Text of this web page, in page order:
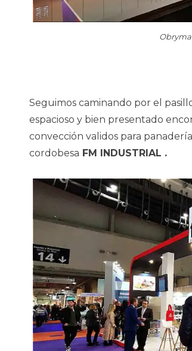
Seguimos caminando por el
espacioso y bien presentado
convección validos para
cordobesa FM INDUSTRIAL .